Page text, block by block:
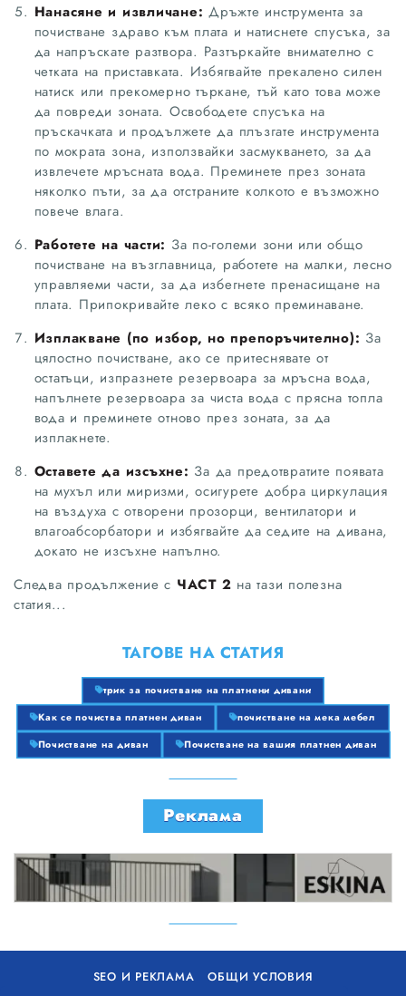
Нанасяне и извличане: Дръжте инструмента за
почистване здраво към плата и натиснете спусъка, за
да напръскате разтвора. Разтъркайте внимателно с
четката на приставката. Избягвайте прекалено силен
натиск или прекомерно търкане, тъй като това може
да повреди зоната. Освободете спусъка на
пръскачката и продължете да плъзгате инструмента
по мократа зона, използвайки засмукването, за да
извлечете мръсната вода. Преминете през зоната
няколко пъти, за да отстраните колкото е възможно
повече влага.
Работете на части: За по-големи зони или общо
почистване на възглавница, работете на малки, лесно
управляеми части, за да избегнете пренасищане на
плата. Припокривайте леко с всяко преминаване.
Изплакване (по избор, но препоръчително): За
цялостно почистване, ако се притеснявате от
остатъци, изпразнете резервоара за мръсна вода,
напълнете резервоара за чиста вода с прясна топла
вода и преминете отново през зоната, за да
изплакнете.
Оставете да изсъхне: За да предотвратите появата
на мухъл или миризми, осигурете добра циркулация
на въздуха с отворени прозорци, вентилатори и
влагоабсорбатори и избягвайте да седите на дивана,
докато не изсъхне напълно.
Следва продължение с ЧАСТ 2 на тази полезна
статия...
ТАГОВЕ НА СТАТИЯ
трик за почистване на платнени дивани
Как се почиства платнен диван
почистване на мека мебел
Почистване на диван
Почистване на вашия платнен диван
Реклама
SEO И РЕКЛАМА
ОБЩИ УСЛОВИЯ